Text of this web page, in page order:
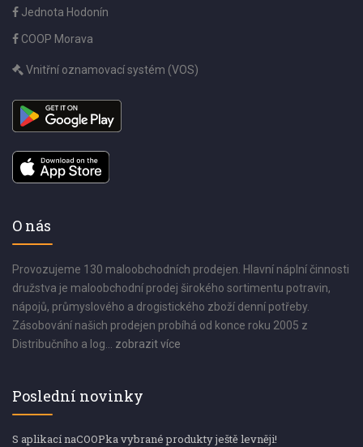
Jednota Hodonín
COOP Morava
Vnitřní oznamovací systém (VOS)
O nás
Provozujeme 130 maloobchodních prodejen. Hlavní náplní činnosti
družstva je maloobchodní prodej širokého sortimentu potravin,
nápojů, průmyslového a drogistického zboží denní potřeby.
Zásobování našich prodejen probíhá od konce roku 2005 z
Distribučního a log... zobrazit více
Poslední novinky
S aplikací naCOOPka vybrané produkty ještě levněji!